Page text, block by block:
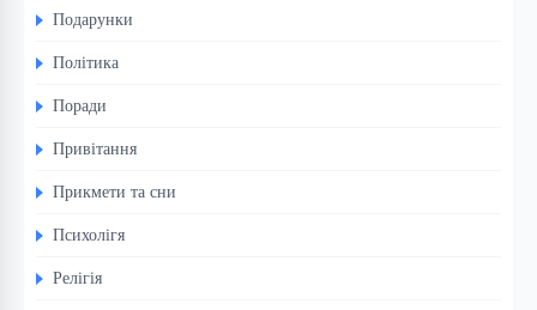
Подарунки
Політика
Поради
Привітання
Прикмети та сни
Психолігя
Релігія